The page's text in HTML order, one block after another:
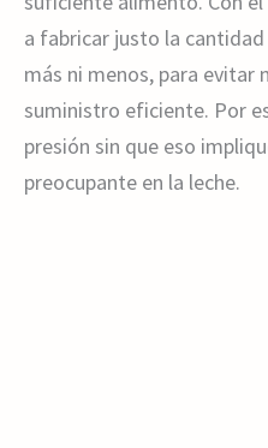
a fabricar justo la
más ni menos, para evitar
suministro eficiente. Por
presión sin que eso
preocupante en la leche.